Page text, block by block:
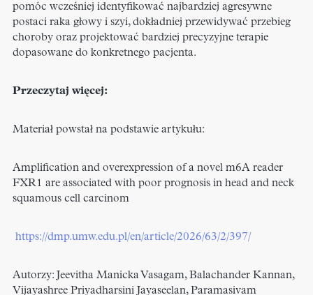
pomóc wcześniej identyfikować najbardziej agresywne
postaci raka głowy i szyi, dokładniej przewidywać przebieg
choroby oraz projektować bardziej precyzyjne terapie
dopasowane do konkretnego pacjenta.
Przeczytaj więcej:
Materiał powstał na podstawie artykułu:
Amplification and overexpression of a novel m6A reader
FXR1 are associated with poor prognosis in head and neck
squamous cell carcinom
https://dmp.umw.edu.pl/en/article/2026/63/2/397/
Autorzy: Jeevitha Manicka Vasagam, Balachander Kannan,
Vijayashree Priyadharsini Jayaseelan, Paramasivam